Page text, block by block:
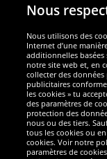
Sécurité
Nous
Nous utilisons des
Internet d’une
additionnelles
notre site web et, en
collecter des
publicitaires
les cookies » tu
des paramètres de
protection des
nous ou des tiers.
tous les cookies ou
cookies. Voir notre
paramètres de